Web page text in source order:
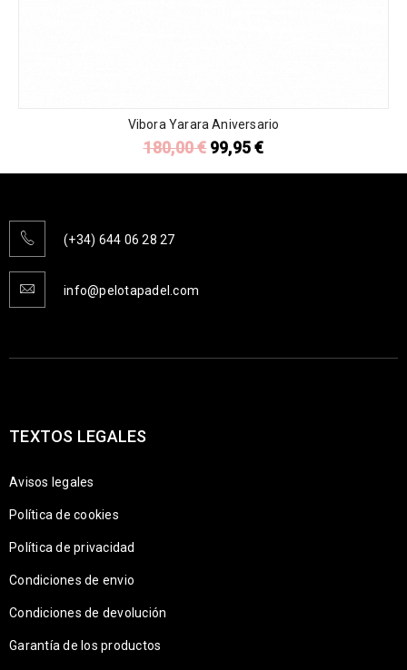
Vibora Yarara Aniversario
180,00€ 99,95€
(+34) 644 06 28 27
info@pelotapadel.com
TEXTOS LEGALES
Avisos legales
Política de cookies
Política de privacidad
Condiciones de envio
Condiciones de devolución
Garantía de los productos